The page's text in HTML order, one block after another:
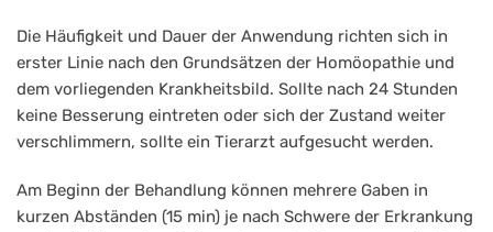
Die Häufigkeit und Dauer der Anwendung richten sich in
erster Linie nach den Grundsätzen der Homöopathie und
dem vorliegenden Krankheitsbild. Sollte nach 24 Stunden
keine Besserung eintreten oder sich der Zustand weiter
verschlimmern, sollte ein Tierarzt aufgesucht werden.
Am Beginn der Behandlung können mehrere Gaben in
kurzen Abständen (15 min) je nach Schwere der Erkrankung